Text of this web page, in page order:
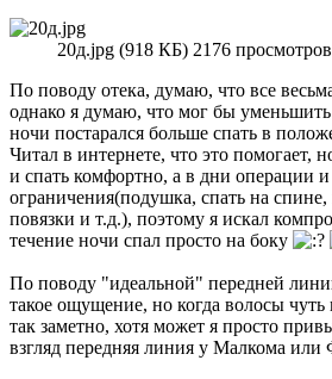
20д.jpg (918 КБ) 2176 просмотров
По поводу отека, думаю, что все
однако я думаю, что мог бы
ночи постарался больше спать в
Читал в интернете, что это помогает,
и спать комфортно, а в дни операции
ограничения(подушка, спать на спине,
повязки и т.д.), поэтому я искал
течение ночи спал просто на боку
По поводу "идеальной" передней
такое ощущение, но когда волосы
так заметно, хотя может я просто
взгляд передняя линия у Малкома